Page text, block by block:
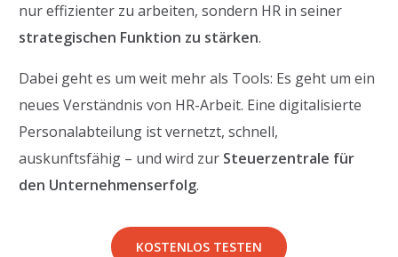
nur effizienter zu arbeiten, sondern HR in seiner
strategischen Funktion zu stärken.
Dabei geht es um weit mehr als Tools: Es geht um ein
neues Verständnis von HR-Arbeit. Eine digitalisierte
Personalabteilung ist vernetzt, schnell,
auskunftsfähig – und wird zur Steuerzentrale für
den Unternehmenserfolg.
KOSTENLOS TESTEN